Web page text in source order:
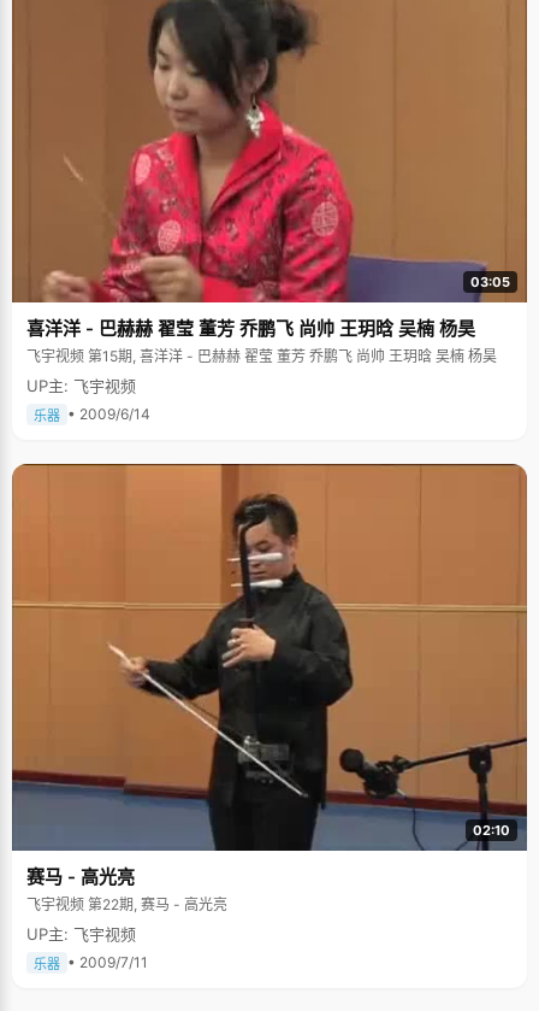
情事无巨细的都管到，往往只是引导性的列出一个大概，比如这个阶段应该
完成一个什么样的事情，至于如何去完成，该注意什么等都由汪天一自己把
握，渐渐也培养了他注重细节的习惯。 学校里的积极分子 汪天一是一个非常
活跃的男生，从一年级开始就当班长了，高中时候更是学校社团的活跃分
子，课外活动参加了不少，加上成绩优异，在学校里算是小名人了。12年的
班长经验磨练出一个干练、热情的汪天一，"我现在与人交流的能力挺强的，
至少不会怕生，与各个班的同学都混得很熟。" 人们对清华男生的评价往往是
低调，沉闷四个字，汪天一是个例外。到了清华以后，他也没有静下来，刚
进大一就竞选了班长，这学期又申请进入团委做事，他认为，在大学学习固
然重要，参加学生工作也是锻炼组织、社交等综合素质的一个好机会，这些
都是以后走上社会的必备。忙了工作，汪天一的学习也没落下，他悄悄吐
露，上个学年他的成绩班级第一呢。 当初选择电子工程系的时候，汪天一的
理想是做第三代互联网，即3G，没想到随着网络技术的高速发展，如今3G
已经渐趋完善了。"我得再想想做个什么好"，汪天一挠挠头发，"现在先把专
业学好吧，做个合格的清华生。"什么算是合格的清华男生呢？汪天一的答案
是：专业过硬，社会工作要好，对社会有足够的责任心。他一直在这么努力
着，我们也期待着三年之后再次见到汪天一时候的样子，一定能如他所愿
吧。
03:05
喜洋洋 - 巴赫赫 翟莹 董芳 乔鹏飞 尚帅 王玥晗 吴楠 杨昊
飞宇视频 第15期, 喜洋洋 - 巴赫赫 翟莹 董芳 乔鹏飞 尚帅 王玥晗 吴楠 杨昊
UP主: 飞宇视频
乐器 • 2009/6/14
02:10
赛马 - 高光亮
飞宇视频 第22期, 赛马 - 高光亮
UP主: 飞宇视频
乐器 • 2009/7/11